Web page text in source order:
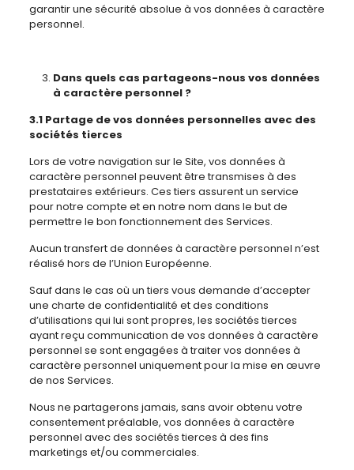
garantir une sécurité absolue à vos données à caractère
personnel.
Dans quels cas partageons-nous vos données
à caractère personnel ?
3.1 Partage de vos données personnelles avec des
sociétés tierces
Lors de votre navigation sur le Site, vos données à
caractère personnel peuvent être transmises à des
prestataires extérieurs. Ces tiers assurent un service
pour notre compte et en notre nom dans le but de
permettre le bon fonctionnement des Services.
Aucun transfert de données à caractère personnel n’est
réalisé hors de l’Union Européenne.
Sauf dans le cas où un tiers vous demande d’accepter
une charte de confidentialité et des conditions
d’utilisations qui lui sont propres, les sociétés tierces
ayant reçu communication de vos données à caractère
personnel se sont engagées à traiter vos données à
caractère personnel uniquement pour la mise en œuvre
de nos Services.
Nous ne partagerons jamais, sans avoir obtenu votre
consentement préalable, vos données à caractère
personnel avec des sociétés tierces à des fins
marketings et/ou commerciales.